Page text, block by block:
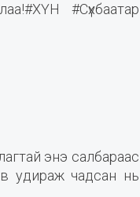
#Сүхбаатар
энэ салбараас
удираж чадсан нь